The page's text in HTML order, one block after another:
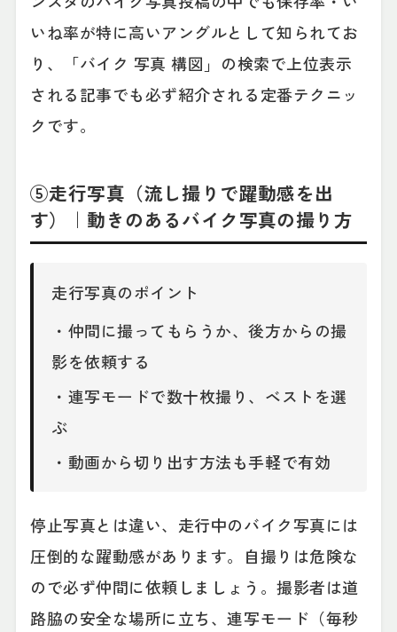
いね率が特に高いアングルとして知られてお
り、「バイク 写真 構図」の検索で上位表示
される記事でも必ず紹介される定番テクニッ
クです。
⑤走行写真（流し撮りで躍動感を出
す）｜動きのあるバイク写真の撮り方
走行写真のポイント
・仲間に撮ってもらうか、後方からの撮
影を依頼する
・連写モードで数十枚撮り、ベストを選
ぶ
・動画から切り出す方法も手軽で有効
停止写真とは違い、走行中のバイク写真には
圧倒的な躍動感があります。自撮りは危険な
ので必ず仲間に依頼しましょう。撮影者は道
路脇の安全な場所に立ち、連写モード（毎秒